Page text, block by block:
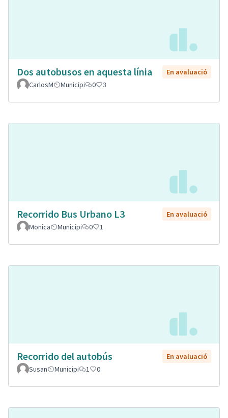
Dos autobusos en aquesta línia
En avaluació
CarlosM
Municipi 0 3
Recorrido Bus Urbano L3
En avaluació
Monica
Municipi 0 1
Recorrido del autobús
En avaluació
Susan
Municipi 1 0